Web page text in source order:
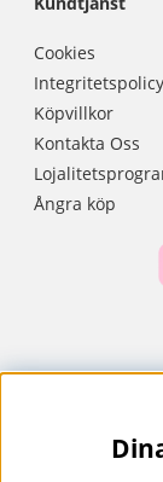
Cookies
Integritetspolicy
Köpvillkor
Kontakta Oss
Ångra köp
Nyhetsbrev?